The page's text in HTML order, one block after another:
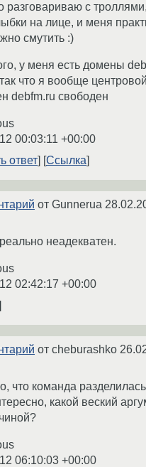
разговариваю с
на лице, и меня
смутить :)
у меня есть домены
что я вообще
debfm.ru свободен
00:03:11 +00:00
ответ
Ссылка
от Gunnerua
неадекватен.
02:42:17 +00:00
от cheburashko
что команда
какой веский
06:10:03 +00:00